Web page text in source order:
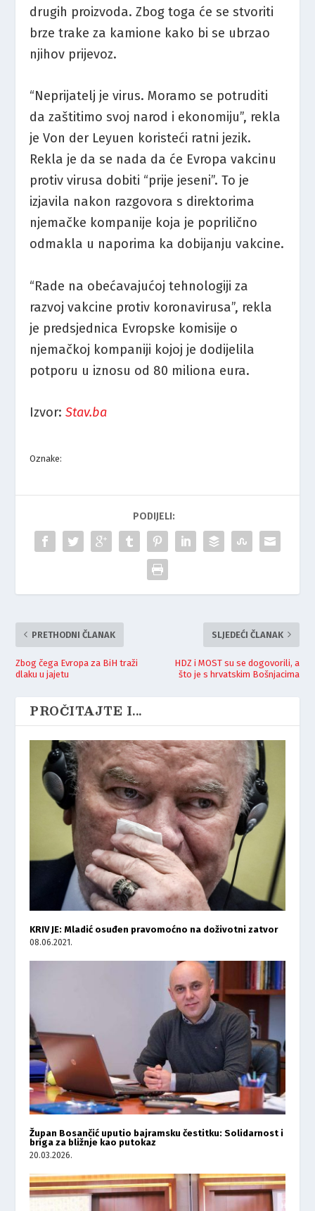
drugih proizvoda. Zbog toga će se stvoriti
brze trake za kamione kako bi se ubrzao
njihov prijevoz.
“Neprijatelj je virus. Moramo se potruditi
da zaštitimo svoj narod i ekonomiju”, rekla
je Von der Leyuen koristeći ratni jezik.
Rekla je da se nada da će Evropa vakcinu
protiv virusa dobiti “prije jeseni”. To je
izjavila nakon razgovora s direktorima
njemačke kompanije koja je poprilično
odmakla u naporima ka dobijanju vakcine.
“Rade na obećavajućoj tehnologiji za
razvoj vakcine protiv koronavirusa”, rekla
je predsjednica Evropske komisije o
njemačkoj kompaniji kojoj je dodijelila
potporu u iznosu od 80 miliona eura.
Izvor:Stav.ba
Oznake:
PODIJELI:
PRETHODNI ČLANAK
Zbog čega Evropa za BiH traži
dlaku u jajetu
SLJEDEĆI ČLANAK
HDZ i MOST su se dogovorili, a
što je s hrvatskim Bošnjacima
PROČITAJTE I...
KRIV JE: Mladić osuđen pravomoćno na doživotni zatvor
08.06.2021.
Župan Bosančić uputio bajramsku čestitku: Solidarnost i
briga za bližnje kao putokaz
20.03.2026.